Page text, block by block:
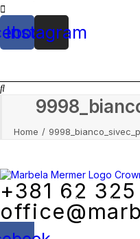
Instagram
Home
+381 62
Mile Jevtović 4, Beograd